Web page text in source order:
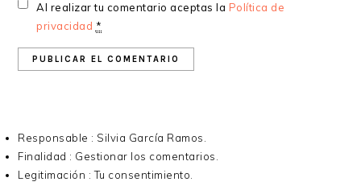
Al realizar tu comentario aceptas la Política de
privacidad *
Responsable : Silvia García Ramos.
Finalidad : Gestionar los comentarios.
Legitimación : Tu consentimiento.